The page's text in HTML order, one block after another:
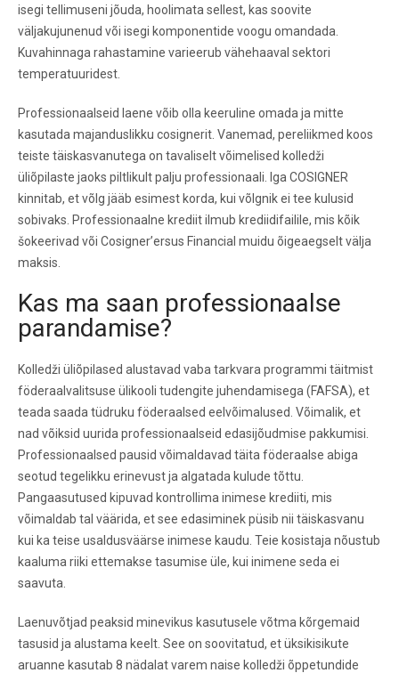
isegi tellimuseni jõuda, hoolimata sellest, kas soovite
väljakujunenud või isegi komponentide voogu omandada.
Kuvahinnaga rahastamine varieerub vähehaaval sektori
temperatuuridest.
Professionaalseid laene võib olla keeruline omada ja mitte
kasutada majanduslikku cosignerit. Vanemad, pereliikmed koos
teiste täiskasvanutega on tavaliselt võimelised kolledži
üliõpilaste jaoks piltlikult palju professionaali. Iga COSIGNER
kinnitab, et võlg jääb esimest korda, kui võlgnik ei tee kulusid
sobivaks. Professionaalne krediit ilmub krediidifailile, mis kõik
šokeerivad või Cosigner’ersus Financial muidu õigeaegselt välja
maksis.
Kas ma saan professionaalse
parandamise?
Kolledži üliõpilased alustavad vaba tarkvara programmi täitmist
föderaalvalitsuse ülikooli tudengite juhendamisega (FAFSA), et
teada saada tüdruku föderaalsed eelvõimalused. Võimalik, et
nad võiksid uurida professionaalseid edasijõudmise pakkumisi.
Professionaalsed pausid võimaldavad täita föderaalse abiga
seotud tegelikku erinevust ja algatada kulude tõttu.
Pangaasutused kipuvad kontrollima inimese krediiti, mis
võimaldab tal väärida, et see edasiminek püsib nii täiskasvanu
kui ka teise usaldusväärse inimese kaudu. Teie kosistaja nõustub
kaaluma riiki ettemakse tasumise üle, kui inimene seda ei
saavuta.
Laenuvõtjad peaksid minevikus kasutusele võtma kõrgemaid
tasusid ja alustama keelt. See on soovitatud, et üksikisikute
aruanne kasutab 8 nädalat varem naise kolledži õppetundide